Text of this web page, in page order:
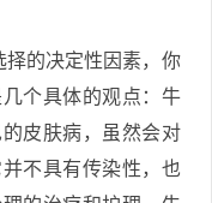
的决定性因素，你
个具体的观点：牛
皮肤病，虽然会对
不具有传染性，也